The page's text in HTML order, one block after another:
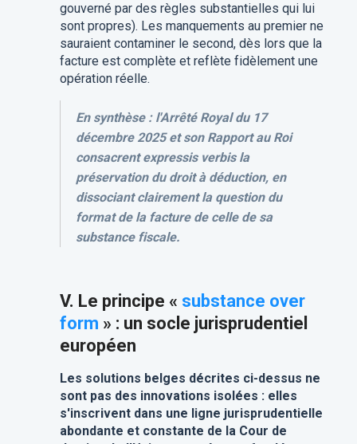
gouverné par des règles substantielles qui lui
sont propres). Les manquements au premier ne
sauraient contaminer le second, dès lors que la
facture est complète et reflète fidèlement une
opération réelle.
En synthèse : l'Arrêté Royal du 17
décembre 2025 et son Rapport au Roi
consacrent expressis verbis la
préservation du droit à déduction, en
dissociant clairement la question du
format de la facture de celle de sa
substance fiscale.
V. Le principe « substance over
form » : un socle jurisprudentiel
européen
Les solutions belges décrites ci-dessus ne
sont pas des innovations isolées : elles
s'inscrivent dans une ligne jurisprudentielle
abondante et constante de la Cour de